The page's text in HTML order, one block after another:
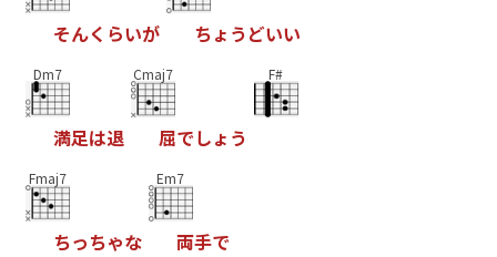
そんく らいが ちょ う どいい
Dm7
満足は退
Cmaj7
屈でしょ う
F#
Fmaj7
ちっちゃな
Em7
両手で